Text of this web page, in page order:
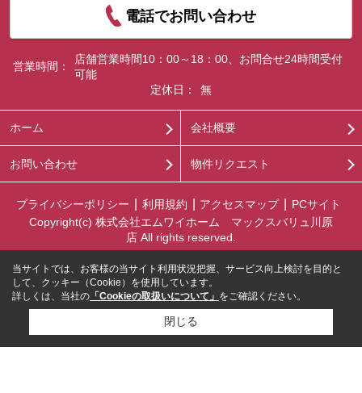
電話でお問い合わせ
営業時間：
店舗営業時間10：00～18：00、お問合せ24時間受付
可能
定休日：
無
ホーム 会社概要
お問い合わせ 物件リクエスト
プライバシーポリシー 利用規約 アクセスマップ
PCサイト
Copyright(c) 株式会社エムワイホーム マックスバリュ川原
店 All rights reserved.
当サイトでは、お客様の当サイト利用状況把握、サービス向上検討を目的と
して、クッキー（Cookie）を使用しています。
詳しくは、当社の 「Cookieの取扱いについて」 をご確認ください。
閉じる